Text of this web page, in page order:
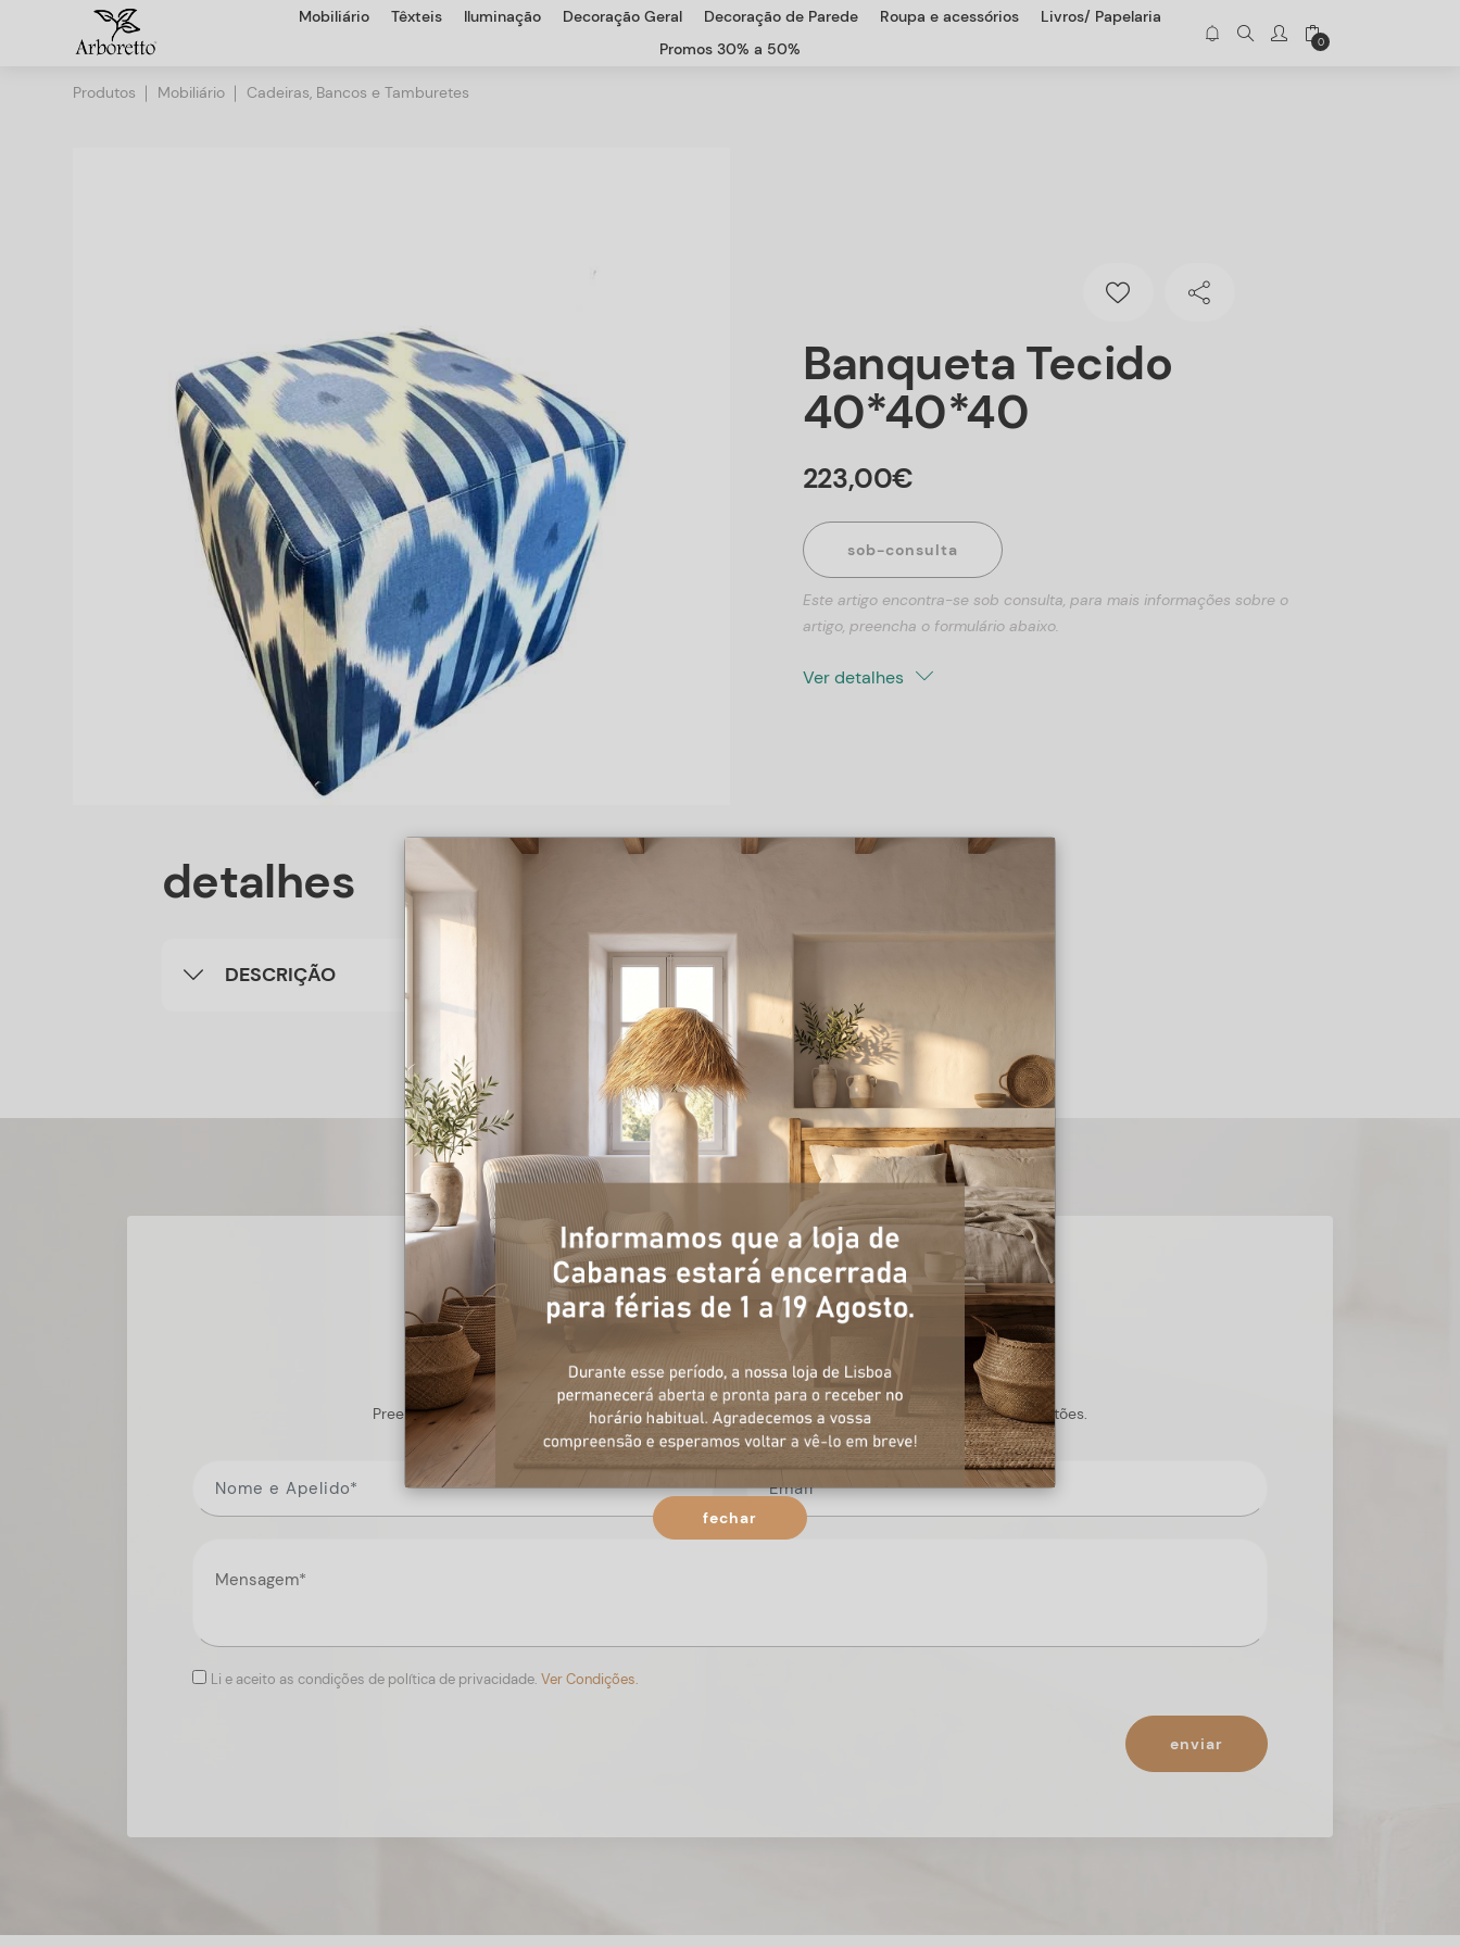
Mobiliário Têxteis Iluminação Decoração Geral Decoração de Parede Roupa e acessórios
Livros/ Papelaria
Promos 30% a 50%
0
Produtos Mobiliário Cadeiras, Bancos e Tamburetes
Banqueta Tecido
40*40*40
223,00€
sob-consulta
Este artigo encontra-se sob consulta, para mais informações sobre o
artigo, preencha o formulário abaixo.
Ver detalhes
detalhes
DESCRIÇÃO
+ informações
Preencha o formulário, e num curto espaço de tempo, temos respostas para todas as suas questões.
Li e aceito as condições de política de privacidade. Ver Condições.
enviar
fechar